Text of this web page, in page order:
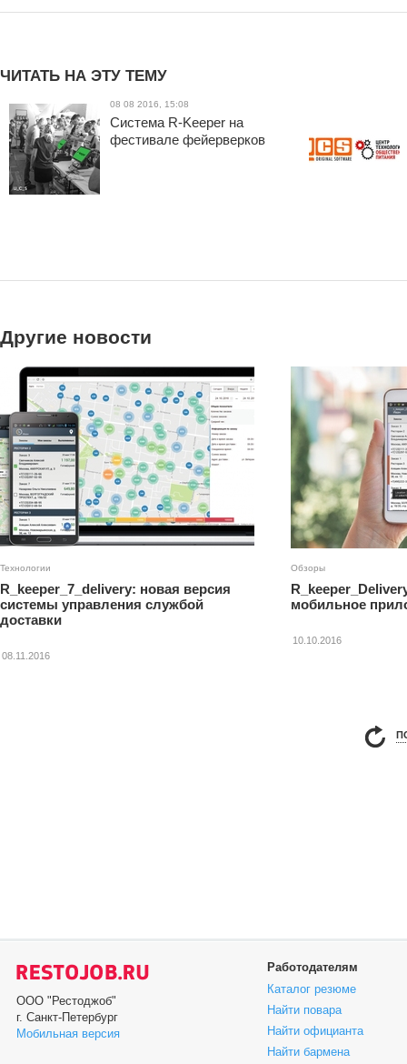
ЧИТАТЬ НА ЭТУ ТЕМУ
08 08 2016, 15:08
Система R-Keeper на
фестивале фейерверков
Другие новости
Технологии
R_keeper_7_delivery: новая версия
системы управления службой
доставки
08.11.2016
Обзоры
мобильное
10.10.2016
ООО "Рестоджоб"
г. Санкт-Петербург
Мобильная версия
Работодателям
Каталог резюме
Найти повара
Найти официанта
Найти бармена